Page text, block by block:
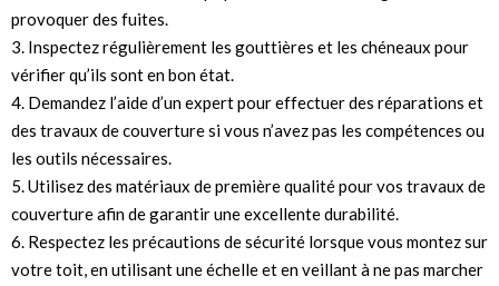
provoquer des fuites.
3. Inspectez régulièrement les gouttières et les chéneaux pour
vérifier qu’ils sont en bon état.
4. Demandez l’aide d’un expert pour effectuer des réparations et
des travaux de couverture si vous n’avez pas les compétences ou
les outils nécessaires.
5. Utilisez des matériaux de première qualité pour vos travaux de
couverture afin de garantir une excellente durabilité.
6. Respectez les précautions de sécurité lorsque vous montez sur
votre toit, en utilisant une échelle et en veillant à ne pas marcher